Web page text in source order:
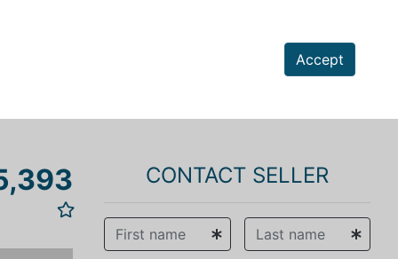
Accept
CONTACT SELLER